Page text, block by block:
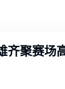
齐聚赛场